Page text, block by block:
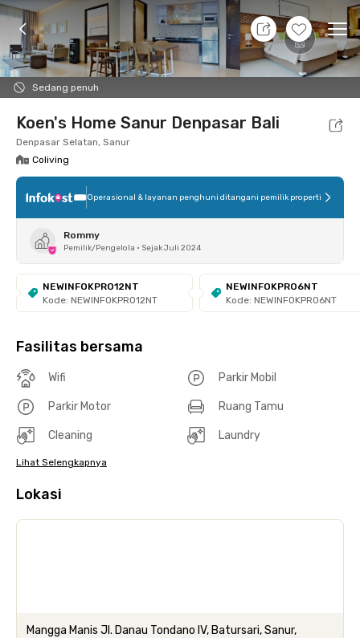
+7
Sedang penuh
7 Agt 26 - Belum tahu
Foto Fasilitas bersama Lokasi Kamar
Koen's Home Sanur Denpasar Bali
Denpasar Selatan, Sanur
Coliving
Operasional & layanan penghuni ditangani pemilik properti
Rommy
Pemilik/Pengelola • Sejak Juli 2024
NEWINFOKPRO12NT
Kode: NEWINFOKPRO12NT
NEWINFOKPRO6NT
Kode: NEWINFOKPRO6NT
Fasilitas bersama
Wifi Parkir Mobil
Parkir Motor Ruang Tamu
Cleaning Laundry
Lihat Selengkapnya
Lokasi
Mangga Manis Jl. Danau Tondano IV, Batursari, Sanur,